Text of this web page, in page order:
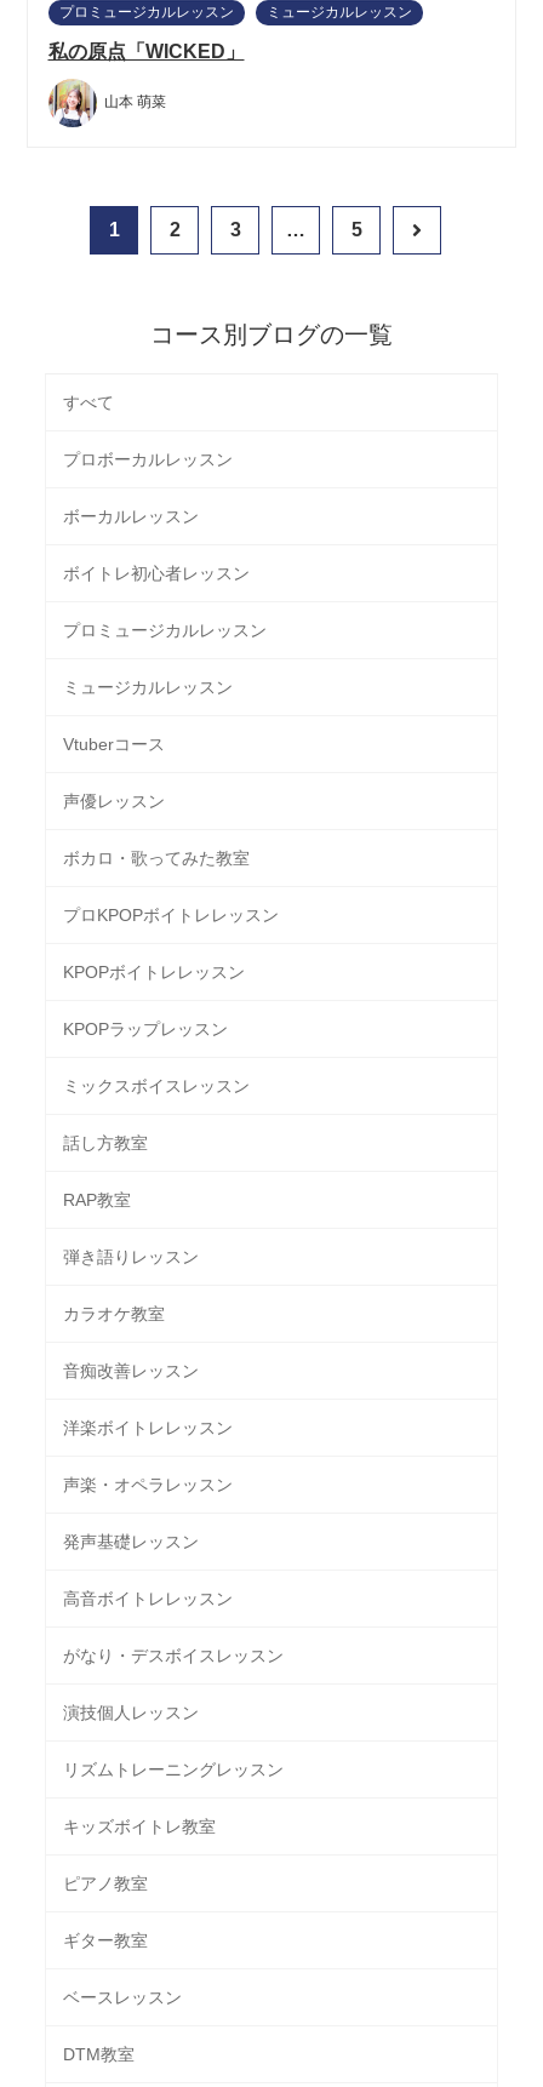
プロミュージカルレッスン
ミュージカルレッスン
私の原点「WICKED」
山本 萌菜
1 2 3 … 5
コース別ブログの一覧
すべて
プロボーカルレッスン
ボーカルレッスン
ボイトレ初心者レッスン
プロミュージカルレッスン
ミュージカルレッスン
Vtuberコース
声優レッスン
ボカロ・歌ってみた教室
プロKPOPボイトレレッスン
KPOPボイトレレッスン
KPOPラップレッスン
ミックスボイスレッスン
話し方教室
RAP教室
弾き語りレッスン
カラオケ教室
音痴改善レッスン
洋楽ボイトレレッスン
声楽・オペラレッスン
発声基礎レッスン
高音ボイトレレッスン
がなり・デスボイスレッスン
演技個人レッスン
リズムトレーニングレッスン
キッズボイトレ教室
ピアノ教室
ギター教室
ベースレッスン
DTM教室